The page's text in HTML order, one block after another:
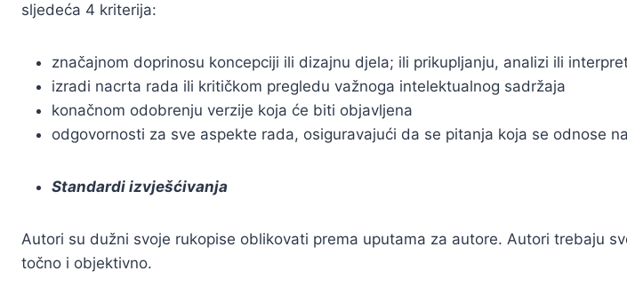
sljedeća 4 kriterija:
značajnom doprinosu koncepciji ili dizajnu djela; ili prikupljanju, analizi ili
izradi nacrta rada ili kritičkom pregledu važnoga intelektualnog sadržaja
konačnom odobrenju verzije koja će biti objavljena
odgovornosti za sve aspekte rada, osiguravajući da se pitanja koja se odnose
Standardi izvješćivanja
Autori su dužni svoje rukopise oblikovati prema uputama za autore. Autori trebaju
točno i objektivno.